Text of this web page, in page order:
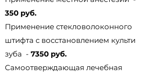
350 руб.
Применение стекловолоконного
штифта с восстановлением культи
зуба - 7350 руб.
Самоотверждающая лечебная